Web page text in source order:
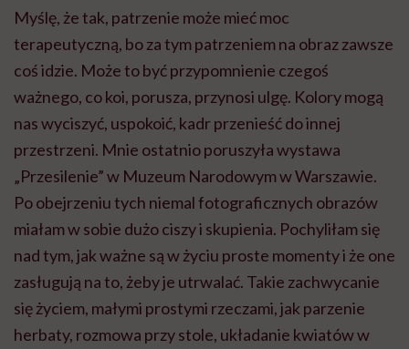
Myślę, że tak, patrzenie może mieć moc
terapeutyczną, bo za tym patrzeniem na obraz zawsze
coś idzie. Może to być przypomnienie czegoś
ważnego, co koi, porusza, przynosi ulgę. Kolory mogą
nas wyciszyć, uspokoić, kadr przenieść do innej
przestrzeni. Mnie ostatnio poruszyła wystawa
„Przesilenie” w Muzeum Narodowym w Warszawie.
Po obejrzeniu tych niemal fotograficznych obrazów
miałam w sobie dużo ciszy i skupienia. Pochyliłam się
nad tym, jak ważne są w życiu proste momenty i że one
zasługują na to, żeby je utrwalać. Takie zachwycanie
się życiem, małymi prostymi rzeczami, jak parzenie
herbaty, rozmowa przy stole, układanie kwiatów w